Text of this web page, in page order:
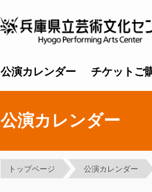
公演カレンダー チケットご
公演カレンダー
トップページ 公演カレンダー